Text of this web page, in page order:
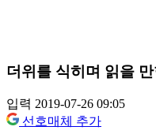
더위를 식히며 읽을
입력 2019-07-26 09:05
선호매체 추가